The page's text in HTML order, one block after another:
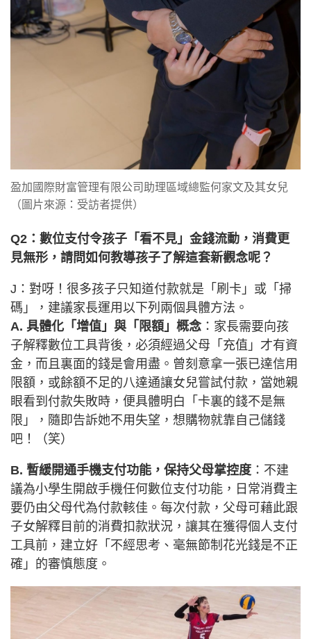
盈加國際財富管理有限公司助理區域總監何家文及其女兒
（圖片來源：受訪者提供）
Q2：數位支付令孩子「看不見」金錢流動，消費更
見無形，請問如何教導孩子了解這套新觀念呢？
J：對呀！很多孩子只知道付款就是「刷卡」或「掃
碼」，建議家長運用以下列兩個具體方法。
A. 具體化「增值」與「限額」概念：家長需要向孩
子解釋數位工具背後，必須經過父母「充值」才有資
金，而且裏面的錢是會用盡。曾刻意拿一張已達信用
限額，或餘額不足的八達通讓女兒嘗試付款，當她親
眼看到付款失敗時，便具體明白「卡裏的錢不是無
限」，隨即告訴她不用失望，想購物就靠自己儲錢
吧！（笑）
B. 暫緩開通手機支付功能，保持父母掌控度 ：不建
議為小學生開啟手機任何數位支付功能，日常消費主
要仍由父母代為付款輆佳。每次付款，父母可藉此跟
子女解釋目前的消費扣款狀況，讓其在獲得個人支付
工具前，建立好「不經思考、毫無節制花光錢是不正
確」的審慎態度。